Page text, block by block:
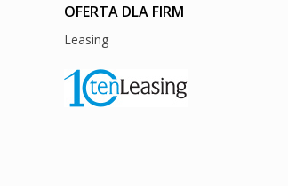
OFERTA DLA FIRM
Leasing